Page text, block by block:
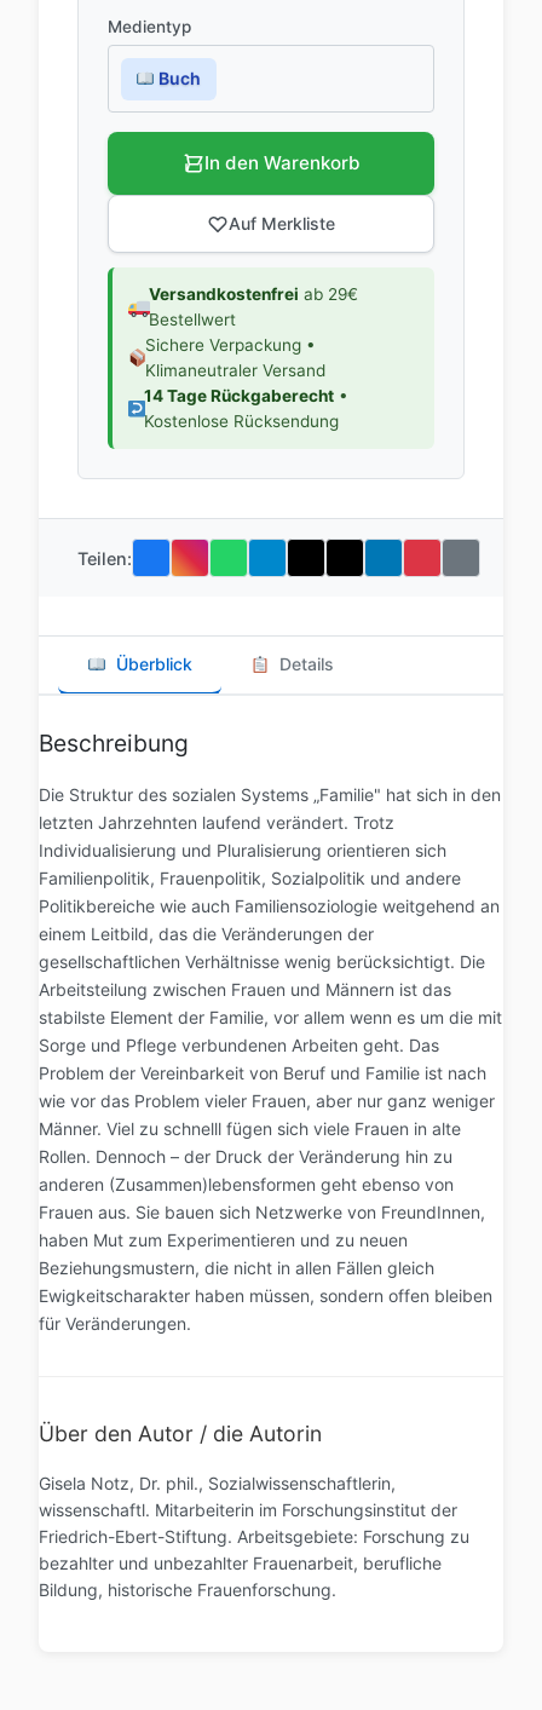
Medientyp
Buch
In den Warenkorb
Auf Merkliste
Versandkostenfrei ab 29€
Bestellwert
Sichere Verpackung •
Klimaneutraler Versand
14 Tage Rückgaberecht•
Kostenlose Rücksendung
Teilen:
Überblick Details
Beschreibung
Die Struktur des sozialen Systems „Familie" hat sich in den
letzten Jahrzehnten laufend verändert. Trotz
Individualisierung und Pluralisierung orientieren sich
Familienpolitik, Frauenpolitik, Sozialpolitik und andere
Politikbereiche wie auch Familiensoziologie weitgehend an
einem Leitbild, das die Veränderungen der
gesellschaftlichen Verhältnisse wenig berücksichtigt. Die
Arbeitsteilung zwischen Frauen und Männern ist das
stabilste Element der Familie, vor allem wenn es um die mit
Sorge und Pflege verbundenen Arbeiten geht. Das
Problem der Vereinbarkeit von Beruf und Familie ist nach
wie vor das Problem vieler Frauen, aber nur ganz weniger
Männer. Viel zu schnelll fügen sich viele Frauen in alte
Rollen. Dennoch – der Druck der Veränderung hin zu
anderen (Zusammen)lebensformen geht ebenso von
Frauen aus. Sie bauen sich Netzwerke von FreundInnen,
haben Mut zum Experimentieren und zu neuen
Beziehungsmustern, die nicht in allen Fällen gleich
Ewigkeitscharakter haben müssen, sondern offen bleiben
für Veränderungen.
Über den Autor / die Autorin
Gisela Notz, Dr. phil., Sozialwissenschaftlerin,
wissenschaftl. Mitarbeiterin im Forschungsinstitut der
Friedrich-Ebert-Stiftung. Arbeitsgebiete: Forschung zu
bezahlter und unbezahlter Frauenarbeit, berufliche
Bildung, historische Frauenforschung.